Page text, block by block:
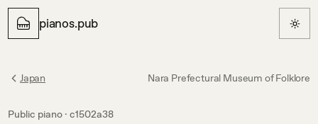
pianos.pub
Japan Nara Prefectural Museum of Folklore
Public piano · c1502a38